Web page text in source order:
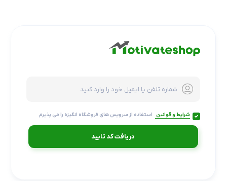
شرایط و قوانین استفاده از سرویس های فروشگاه انگیزه را می پذیرم
دریافت کد تایید